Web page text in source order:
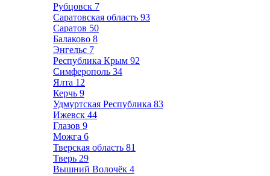
Рубцовск 7
Саратовская область 93
Саратов 50
Балаково 8
Энгельс 7
Республика Крым 92
Симферополь 34
Ялта 12
Керчь 9
Удмуртская Республика 83
Ижевск 44
Глазов 9
Можга 6
Тверская область 81
Тверь 29
Вышний Волочёк 4